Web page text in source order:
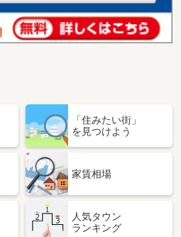
「住みたい街」
を見つけよう
家賃相場
人気タウン
ランキング